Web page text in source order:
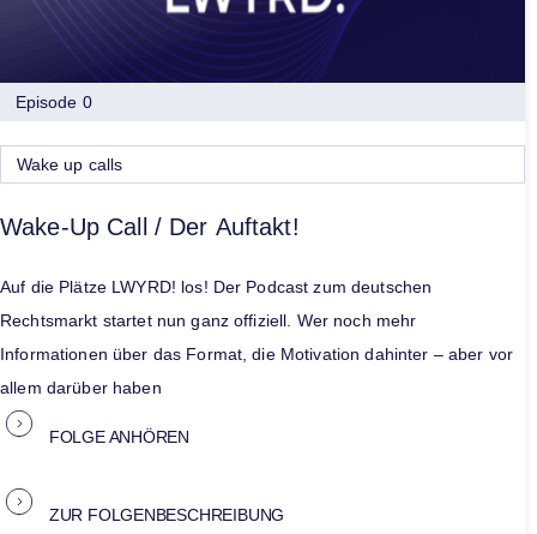
Episode 0
Wake up calls
Wake-Up Call / Der Auftakt!
Auf die Plätze LWYRD! los! Der Podcast zum deutschen
Rechtsmarkt startet nun ganz offiziell. Wer noch mehr
Informationen über das Format, die Motivation dahinter – aber vor
allem darüber haben
FOLGE ANHÖREN
ZUR FOLGENBESCHREIBUNG